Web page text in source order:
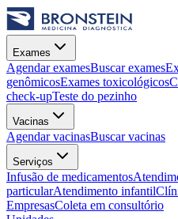
Exames
Agendar examesBuscar exames
genômicosExames toxicológicos
check-upTeste do pezinho
Vacinas
Agendar vacinasBuscar vacinas
Serviços
Infusão de medicamentos
particularAtendimento infantil
EmpresasColeta em consultório